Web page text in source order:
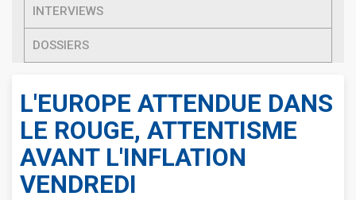
INTERVIEWS
DOSSIERS
L'EUROPE ATTENDUE DANS
LE ROUGE, ATTENTISME
AVANT L'INFLATION
VENDREDI